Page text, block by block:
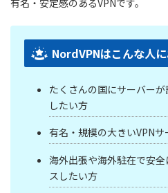
NordVPNはこんな人
たくさんの国にサーバー
したい方
有名・規模の大きいVPN
海外出張や海外駐在で安
スしたい方